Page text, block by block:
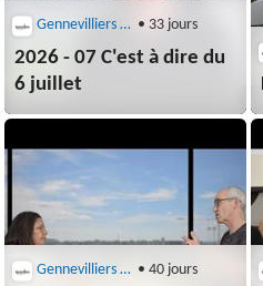
Gennevilliers (92230) • 33 jours
2026 - 07 C'est à dire du
6 juillet
Gennevilliers (92230) • 40 jours